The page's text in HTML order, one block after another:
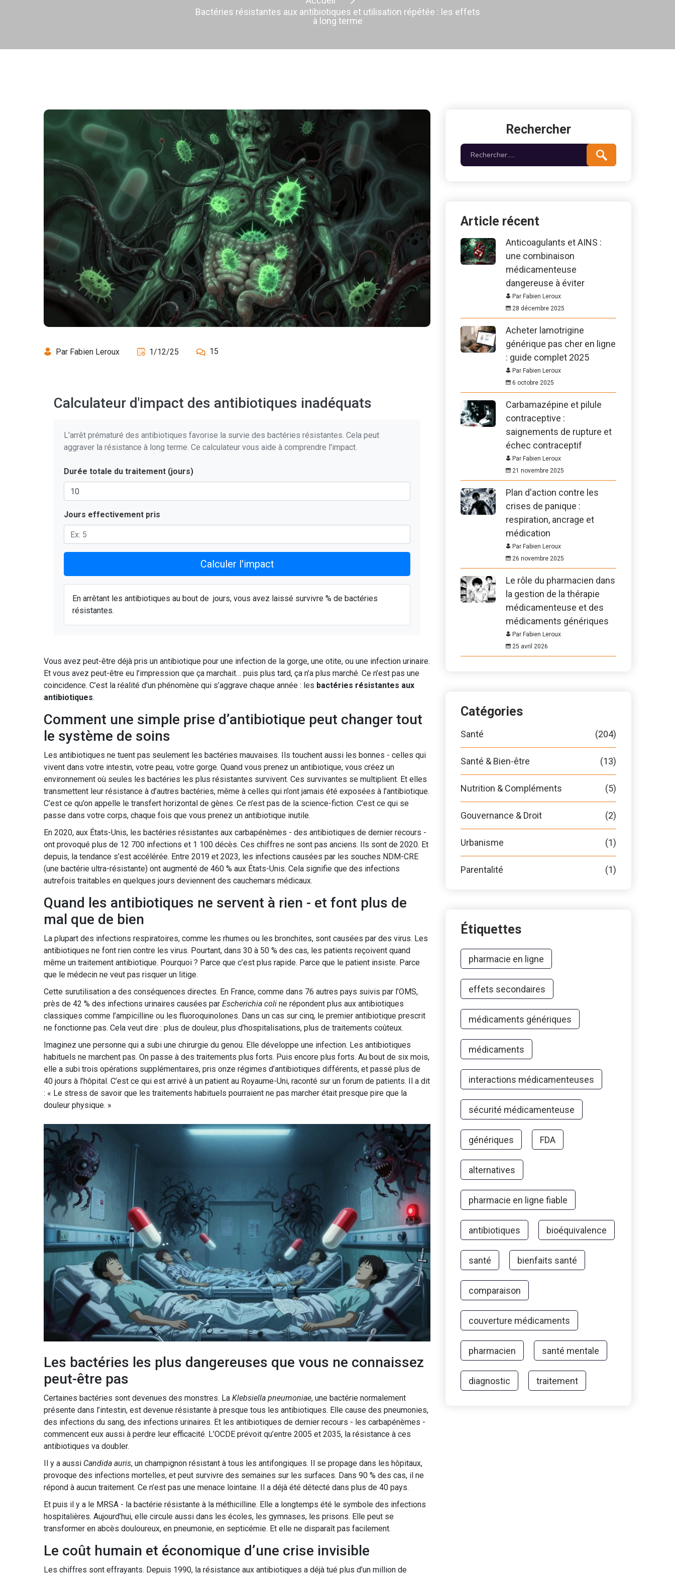
Bactéries résistantes aux antibiotiques et utilisation répétée : les effets
à long terme
Par Fabien Leroux 1/12/25 15
Calculateur d'impact des antibiotiques inadéquats
L'arrêt prématuré des antibiotiques favorise la survie des bactéries résistantes. Cela peut
aggraver la résistance à long terme. Ce calculateur vous aide à comprendre l'impact.
Durée totale du traitement (jours)
Jours effectivement pris
Calculer l'impact
En arrêtant les antibiotiques au bout de jours, vous avez laissé survivre % de bactéries
résistantes.
Vous avez peut-être déjà pris un antibiotique pour une infection de la gorge, une otite, ou une infection urinaire.
Et vous avez peut-être eu l’impression que ça marchait… puis plus tard, ça n’a plus marché. Ce n’est pas une
coincidence. C’est la réalité d’un phénomène qui s’aggrave chaque année : les bactéries résistantes aux
antibiotiques.
Comment une simple prise d’antibiotique peut changer tout
le système de soins
Les antibiotiques ne tuent pas seulement les bactéries mauvaises. Ils touchent aussi les bonnes - celles qui
vivent dans votre intestin, votre peau, votre gorge. Quand vous prenez un antibiotique, vous créez un
environnement où seules les bactéries les plus résistantes survivent. Ces survivantes se multiplient. Et elles
transmettent leur résistance à d’autres bactéries, même à celles qui n’ont jamais été exposées à l’antibiotique.
C’est ce qu’on appelle le transfert horizontal de gènes. Ce n’est pas de la science-fiction. C’est ce qui se
passe dans votre corps, chaque fois que vous prenez un antibiotique inutile.
En 2020, aux États-Unis, les bactéries résistantes aux carbapénèmes - des antibiotiques de dernier recours -
ont provoqué plus de 12 700 infections et 1 100 décès. Ces chiffres ne sont pas anciens. Ils sont de 2020. Et
depuis, la tendance s’est accélérée. Entre 2019 et 2023, les infections causées par les souches NDM-CRE
(une bactérie ultra-résistante) ont augmenté de 460 % aux États-Unis. Cela signifie que des infections
autrefois traitables en quelques jours deviennent des cauchemars médicaux.
Quand les antibiotiques ne servent à rien - et font plus de
mal que de bien
La plupart des infections respiratoires, comme les rhumes ou les bronchites, sont causées par des virus. Les
antibiotiques ne font rien contre les virus. Pourtant, dans 30 à 50 % des cas, les patients reçoivent quand
même un traitement antibiotique. Pourquoi ? Parce que c’est plus rapide. Parce que le patient insiste. Parce
que le médecin ne veut pas risquer un litige.
Cette surutilisation a des conséquences directes. En France, comme dans 76 autres pays suivis par l’OMS,
près de 42 % des infections urinaires causées par Escherichia coli ne répondent plus aux antibiotiques
classiques comme l’ampicilline ou les fluoroquinolones. Dans un cas sur cinq, le premier antibiotique prescrit
ne fonctionne pas. Cela veut dire : plus de douleur, plus d’hospitalisations, plus de traitements coûteux.
Imaginez une personne qui a subi une chirurgie du genou. Elle développe une infection. Les antibiotiques
habituels ne marchent pas. On passe à des traitements plus forts. Puis encore plus forts. Au bout de six mois,
elle a subi trois opérations supplémentaires, pris onze régimes d’antibiotiques différents, et passé plus de
40 jours à l’hôpital. C’est ce qui est arrivé à un patient au Royaume-Uni, raconté sur un forum de patients. Il a dit
: « Le stress de savoir que les traitements habituels pourraient ne pas marcher était presque pire que la
douleur physique. »
Les bactéries les plus dangereuses que vous ne connaissez
peut-être pas
Certaines bactéries sont devenues des monstres. La Klebsiella pneumoniae, une bactérie normalement
présente dans l’intestin, est devenue résistante à presque tous les antibiotiques. Elle cause des pneumonies,
des infections du sang, des infections urinaires. Et les antibiotiques de dernier recours - les carbapénèmes -
commencent eux aussi à perdre leur efficacité. L’OCDE prévoit qu’entre 2005 et 2035, la résistance à ces
antibiotiques va doubler.
Il y a aussi Candida auris, un champignon résistant à tous les antifongiques. Il se propage dans les hôpitaux,
provoque des infections mortelles, et peut survivre des semaines sur les surfaces. Dans 90 % des cas, il ne
répond à aucun traitement. Ce n’est pas une menace lointaine. Il a déjà été détecté dans plus de 40 pays.
Et puis il y a le MRSA - la bactérie résistante à la méthicilline. Elle a longtemps été le symbole des infections
hospitalières. Aujourd’hui, elle circule aussi dans les écoles, les gymnases, les prisons. Elle peut se
transformer en abcès douloureux, en pneumonie, en septicémie. Et elle ne disparaît pas facilement.
Le coût humain et économique d’une crise invisible
Les chiffres sont effrayants. Depuis 1990, la résistance aux antibiotiques a déjà tué plus d’un million de
Rechercher
Article récent
Anticoagulants et AINS :
une combinaison
médicamenteuse
dangereuse à éviter
Par Fabien Leroux
28 décembre 2025
Acheter lamotrigine
générique pas cher en ligne
: guide complet 2025
Par Fabien Leroux
6 octobre 2025
Carbamazépine et pilule
contraceptive :
saignements de rupture et
échec contraceptif
Par Fabien Leroux
21 novembre 2025
Plan d'action contre les
crises de panique :
respiration, ancrage et
médication
Par Fabien Leroux
26 novembre 2025
Le rôle du pharmacien dans
la gestion de la thérapie
médicamenteuse et des
médicaments génériques
Par Fabien Leroux
25 avril 2026
Catégories
Santé (204)
Santé & Bien-être (13)
Nutrition & Compléments (5)
Gouvernance & Droit (2)
Urbanisme (1)
Parentalité (1)
Étiquettes
pharmacie en ligne
effets secondaires
médicaments génériques
médicaments
interactions médicamenteuses
sécurité médicamenteuse
génériques FDA
alternatives
pharmacie en ligne fiable
antibiotiques bioéquivalence
santé bienfaits santé
comparaison
couverture médicaments
pharmacien santé mentale
diagnostic traitement